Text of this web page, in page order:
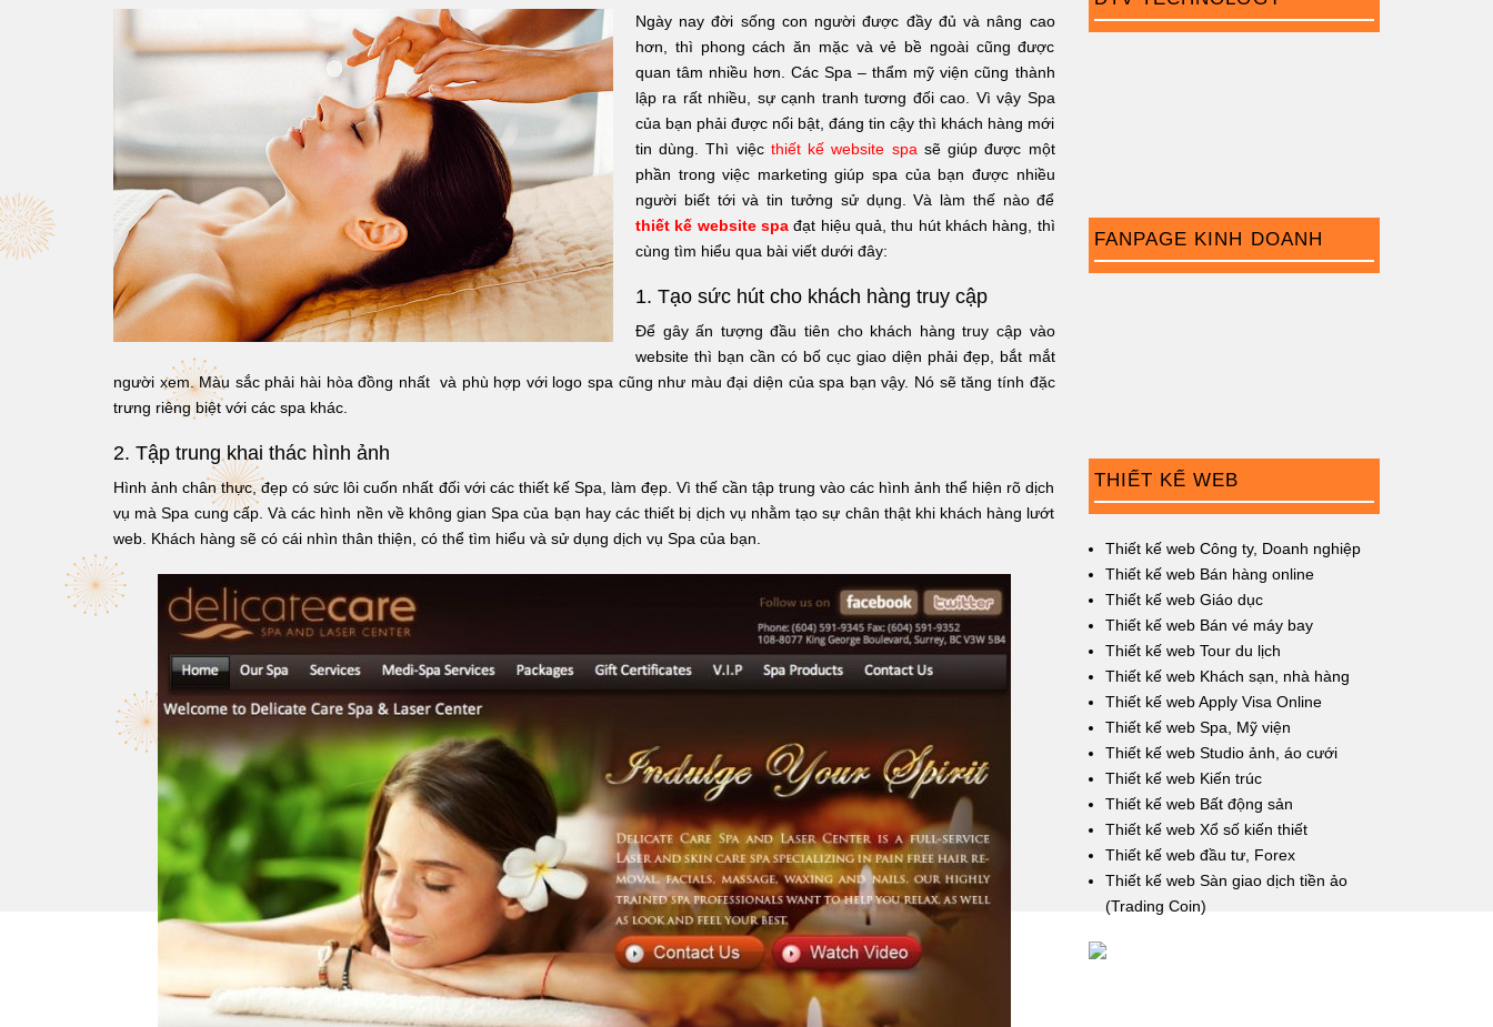
Ngày nay đời sống con người được đầy đủ và nâng cao
hơn, thì phong cách ăn mặc và vẻ bề ngoài cũng được
quan tâm nhiều hơn. Các Spa – thẩm mỹ viện cũng thành
lập ra rất nhiều, sự cạnh tranh tương đối cao. Vì vậy Spa
của bạn phải được nổi bật, đáng tin cậy thì khách hàng mới
tin dùng. Thì việc thiết kế website spa sẽ giúp được một
phần trong việc marketing giúp spa của bạn được nhiều
người biết tới và tin tưởng sử dụng. Và làm thế nào để
thiết kế website spađạt hiệu quả, thu hút khách hàng, thì
cùng tìm hiểu qua bài viết dưới đây:
1. Tạo sức hút cho khách hàng truy cập
Để gây ấn tượng đầu tiên cho khách hàng truy cập vào
website thì bạn cần có bố cục giao diện phải đẹp, bắt mắt
người xem. Màu sắc phải hài hòa đồng nhất và phù hợp với logo spa cũng như màu đại diện của spa bạn vậy. Nó sẽ tăng tính đặc
trưng riêng biệt với các spa khác.
2. Tập trung khai thác hình ảnh
Hình ảnh chân thực, đẹp có sức lôi cuốn nhất đối với các thiết kế Spa, làm đẹp. Vì thế cần tập trung vào các hình ảnh thể hiện rõ dịch
vụ mà Spa cung cấp. Và các hình nền về không gian Spa của bạn hay các thiết bị dịch vụ nhằm tạo sự chân thật khi khách hàng lướt
web. Khách hàng sẽ có cái nhìn thân thiện, có thể tìm hiểu và sử dụng dịch vụ Spa của bạn.
FANPAGE KINH DOANH
THIẾT KẾ WEB
Thiết kế web Công ty, Doanh nghiệp
Thiết kế web Bán hàng online
Thiết kế web Giáo dục
Thiết kế web Bán vé máy bay
Thiết kế web Tour du lịch
Thiết kế web Khách sạn, nhà hàng
Thiết kế web Apply Visa Online
Thiết kế web Spa, Mỹ viện
Thiết kế web Studio ảnh, áo cưới
Thiết kế web Kiến trúc
Thiết kế web Bất động sản
Thiết kế web Xổ số kiến thiết
Thiết kế web đầu tư, Forex
Thiết kế web Sàn giao dịch tiền ảo
(Trading Coin)